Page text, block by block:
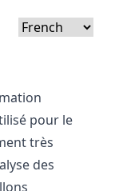
pour le
très
des